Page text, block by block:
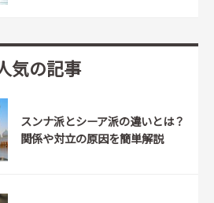
気の記事
スンナ派とシーア派の違いとは？
関係や対立の原因を簡単解説